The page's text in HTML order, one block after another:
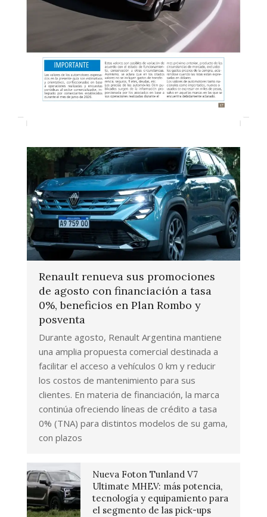
Renault renueva sus promociones
de agosto con financiación a tasa
0%, beneficios en Plan Rombo y
posventa
Durante agosto, Renault Argentina mantiene
una amplia propuesta comercial destinada a
facilitar el acceso a vehículos 0 km y reducir
los costos de mantenimiento para sus
clientes. En materia de financiación, la marca
continúa ofreciendo líneas de crédito a tasa
0% (TNA) para distintos modelos de su gama,
con plazos
Nueva Foton Tunland V7
Ultimate MHEV: más potencia,
tecnología y equipamiento para
el segmento de las pick-ups